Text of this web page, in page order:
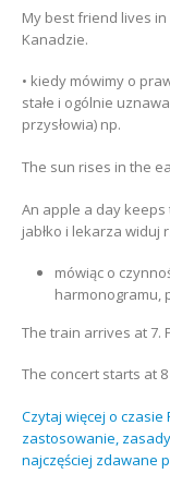
My best friend lives
Kanadzie.
• kiedy mówimy o
stałe i ogólnie
przysłowia) np.
The sun rises in the
An apple a day
jabłko i lekarza widuj
mówiąc o
harmonogramu,
The train arrives at 7.
The concert starts at
Czytaj więcej o
zastosowanie,
najczęściej zdawane